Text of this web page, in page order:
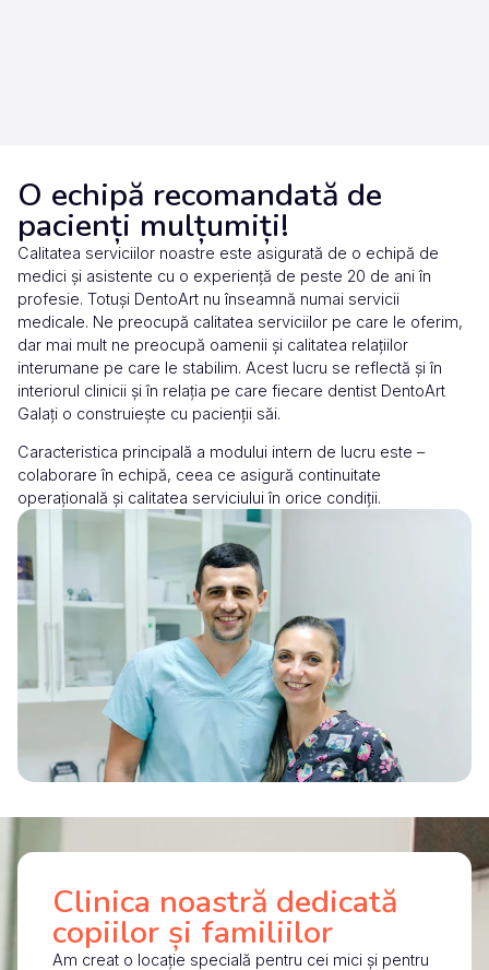
O echipă recomandată de
pacienți mulțumiți!
Calitatea serviciilor noastre este asigurată de o echipă de
medici și asistente cu o experiență de peste 20 de ani în
profesie. Totuși DentoArt nu înseamnă numai servicii
medicale. Ne preocupă calitatea serviciilor pe care le oferim,
dar mai mult ne preocupă oamenii și calitatea relațiilor
interumane pe care le stabilim. Acest lucru se reflectă și în
interiorul clinicii și în relația pe care fiecare dentist DentoArt
Galați o construiește cu pacienții săi.
Caracteristica principală a modului intern de lucru este –
colaborare în echipă, ceea ce asigură continuitate
operațională și calitatea serviciului în orice condiții.
Clinica noastră dedicată
copiilor și familiilor
Am creat o locație specială pentru cei mici și pentru